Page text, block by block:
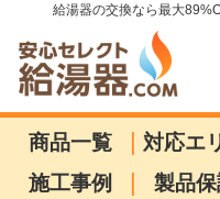
給湯器の交換なら最大
商品一覧 | 対応エ
施工事例
| 製品